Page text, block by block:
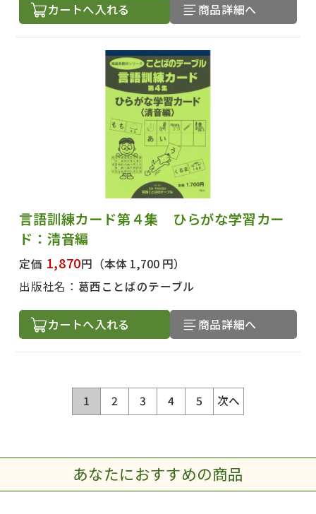
カートへ入れる 商品詳細へ
言語訓練カード第４集 ひらがな学習カー
ド：清音編
定価 1,870円 （本体 1,700 円）
出版社名： 葛西ことばのテーブル
カートへ入れる 商品詳細へ
1 2 3 4 5 次へ
あなたにおすすめの商品